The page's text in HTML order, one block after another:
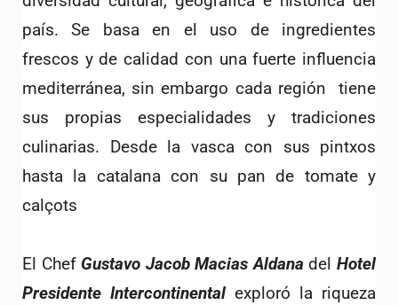
país. Se basa en el uso de ingredientes
frescos y de calidad con una fuerte influencia
mediterránea, sin embargo cada región  tiene
sus propias especialidades y tradiciones
culinarias. Desde la vasca con sus pintxos
hasta la catalana con su pan de tomate y
calçots
El Chef Gustavo Jacob Macias Aldana del Hotel
Presidente Intercontinental exploró la riqueza